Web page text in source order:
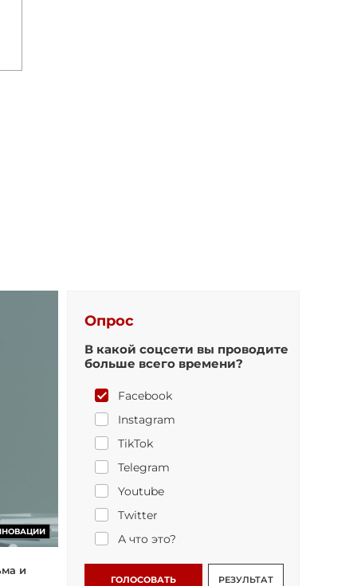
и
Опрос
В какой соцсети вы проводите
больше всего времени?
Facebook
Instagram
TikTok
Telegram
Youtube
Twitter
А что это?
ГОЛОСОВАТЬ РЕЗУЛЬТАТ